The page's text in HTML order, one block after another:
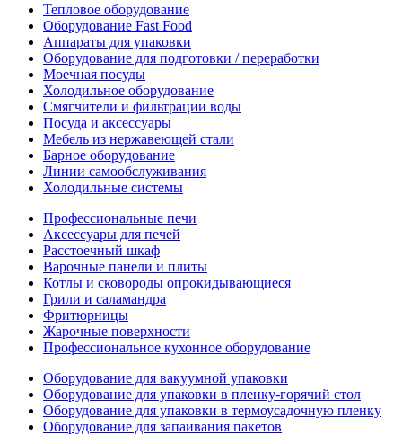
Тепловое оборудование
Оборудование Fast Food
Аппараты для упаковки
Оборудование для подготовки / переработки
Моечная посуды
Холодильное оборудование
Смягчители и фильтрации воды
Посуда и аксессуары
Мебель из нержавеющей стали
Барное оборудование
Линии самообслуживания
Холодильные системы
Профессиональные печи
Аксессуары для печей
Расстоечный шкаф
Варочные панели и плиты
Котлы и сковороды опрокидывающиеся
Грили и саламандра
Фритюрницы
Жарочные поверхности
Профессиональное кухонное оборудование
Оборудование для вакуумной упаковки
Оборудование для упаковки в пленку-горячий стол
Оборудование для упаковки в термоусадочную пленку
Оборудование для запаивания пакетов